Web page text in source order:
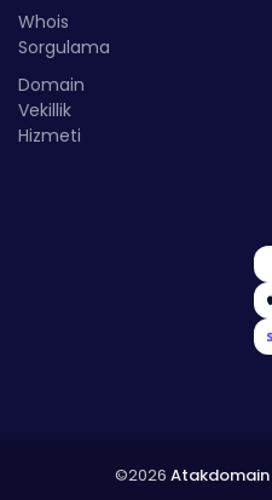
Whois
Sorgulama
Domain
Vekillik
Hizmeti
©2026 Atakdomain